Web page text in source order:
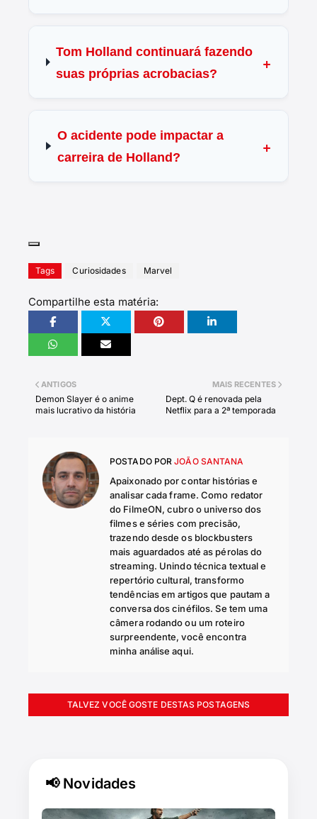
Tom Holland continuará fazendo
suas próprias acrobacias?
O acidente pode impactar a
carreira de Holland?
Tags Curiosidades Marvel
Compartilhe esta matéria:
MAIS RECENTES
Dept. Q é renovada pela
Netflix para a 2ª temporada
ANTIGOS
Demon Slayer é o anime
mais lucrativo da história
POSTADO POR JOÃO SANTANA
Apaixonado por contar histórias e
analisar cada frame. Como redator
do FilmeON, cubro o universo dos
filmes e séries com precisão,
trazendo desde os blockbusters
mais aguardados até as pérolas do
streaming. Unindo técnica textual e
repertório cultural, transformo
tendências em artigos que pautam a
conversa dos cinéfilos. Se tem uma
câmera rodando ou um roteiro
surpreendente, você encontra
minha análise aqui.
TALVEZ VOCÊ GOSTE DESTAS POSTAGENS
📢 Novidades